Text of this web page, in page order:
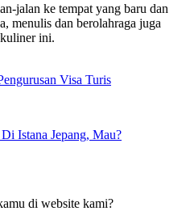
jalan ke tempat yang baru dan
menulis dan berolahraga juga
ini.
Visa Turis
Istana Jepang, Mau?
di website kami?